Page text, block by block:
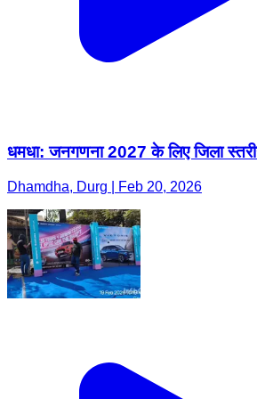
धमधा: जनगणना 2027 के लिए जिला
Dhamdha, Durg | Feb 20, 2026